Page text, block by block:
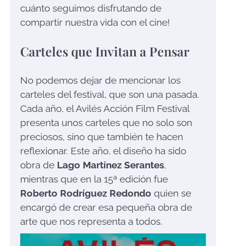
cuánto seguimos disfrutando de
compartir nuestra vida con el cine!
Carteles que Invitan a Pensar
No podemos dejar de mencionar los
carteles del festival, que son una pasada.
Cada año, el Avilés Acción Film Festival
presenta unos carteles que no solo son
preciosos, sino que también te hacen
reflexionar. Este año, el diseño ha sido
obra de Lago Martínez Serantes,
mientras que en la 15ª edición fue
Roberto Rodríguez Redondo quien se
encargó de crear esa pequeña obra de
arte que nos representa a todos.